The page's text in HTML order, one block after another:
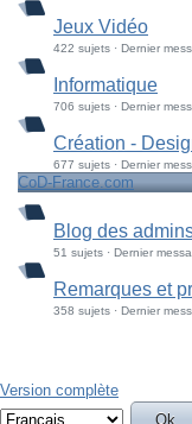
Jeux Vidéo
422 sujets · Dernier
Informatique
706 sujets · Dernier
Création -
677 sujets · Dernier
CoD-France.com
Blog des
51 sujets · Dernier
Remarques et
358 sujets · Dernier
Version complète